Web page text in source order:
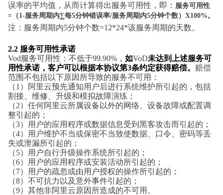
误率的平均值，从而计算得出服务可用性，即： 服务可用性
=（1-服务周期内∑每5分钟错误率/服务周期内5分钟个数） X100%。
注：服务周期内5分钟个数=12*24*该服务周期的天数。
2.2 服务可用性承诺
Vod服务可用性：不低于99.90% ， 如VoD未达到上述服务可
用性承诺，客户可以根据本协议第3条约定获得赔偿。 赔偿
范围不包括以下原因所导致的服务不可用：
（1）阿里云预先通知用户后进行系统维护所引起的，包括
割接、维修、升级和模拟故障演练；
（2）任何阿里云所属设备以外的网络、设备故障或配置调
整引起的；
（3）用户的应用程序或数据信息受到黑客攻击而引起的；
（4）用户维护不当或保密不当致使数据、口令、密码等丢
失或泄漏所引起的；
（5）用户自行升级操作系统所引起的；
（6）用户的应用程序或安装活动所引起的；
（7）用户的疏忽或由用户授权的操作所引起的；
（8）不可抗力以及意外事件引起的；
（9）其他非阿里云原因所造成的不可用。